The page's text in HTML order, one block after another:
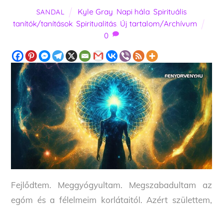
SANDAL Kyle Gray Napi hála ,Spirituális
tanítók/tanítások, Spiritualitás, Új tartalom/Archívum
0
Fejlődtem. Meggyógyultam. Megszabadultam az
egóm és a félelmeim korlátaitól. Azért születtem,